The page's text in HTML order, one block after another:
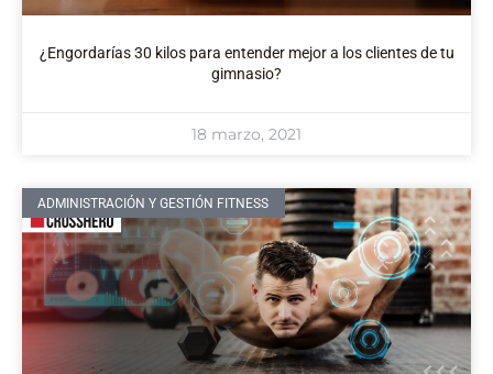
¿Engordarías 30 kilos para entender mejor a los clientes de tu
gimnasio?
18 marzo, 2021
ADMINISTRACIÓN Y GESTIÓN FITNESS